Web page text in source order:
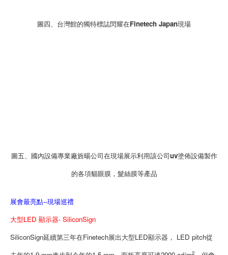
圖四、台灣館的獨特標誌閃耀在Finetech Japan現場
圖五、國內設備專業廠旌暘公司在現場展示利用該公司uv塗佈設備製作
的各項貓眼膜，髮絲膜等產品
展會最亮點--現場巡禮
大型LED 顯示器- SiliconSign
SiliconSign延續第三年在Finetech展出大型LED顯示器， LED pitch從
2